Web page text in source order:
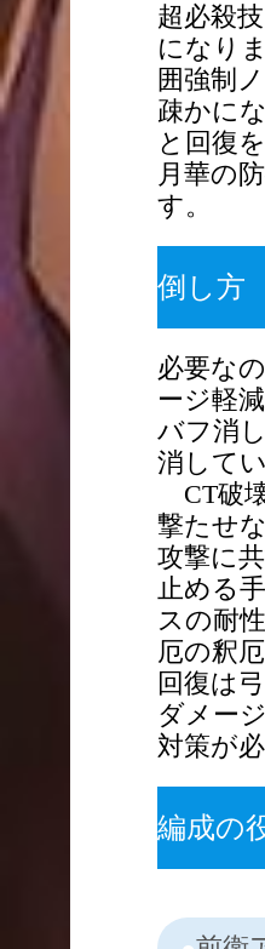
超必殺
になり
囲強制
疎かに
と回復
月華の
す。
倒し方
必要な
ージ軽
バフ消
消してい
CT破
撃たせ
攻撃に
止める
スの耐
厄の釈
回復は
ダメー
対策が
編成の